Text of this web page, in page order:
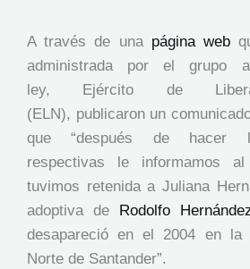
A través de una página web
administrada por el grupo
ley, Ejército de
(ELN), publicaron un
que “después de hacer
respectivas le informamos
tuvimos retenida a Juliana
adoptiva de Rodolfo
desapareció en el 2004 en la
Norte de Santander”.